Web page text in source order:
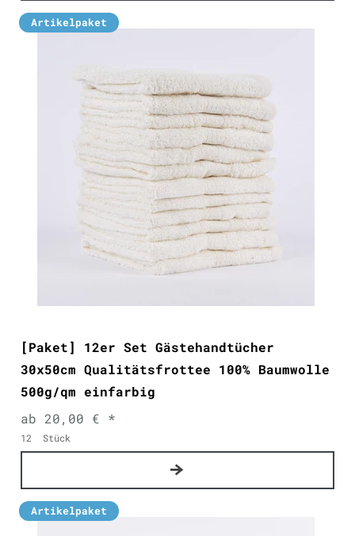
Artikelpaket
[Paket] 12er Set Gästehandtücher
30x50cm Qualitätsfrottee 100% Baumwolle
500g/qm einfarbig
ab 20,00 € *
12 Stück
Artikelpaket